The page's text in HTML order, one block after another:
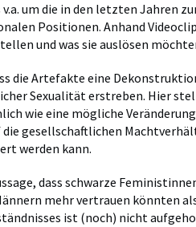
um die in den letzten Jahren
Positionen. Anhand
und was sie auslösen
die Artefakte eine
Sexualität erstreben. Hier
wie eine mögliche
gesellschaftlichen
werden kann.
dass schwarze
mehr vertrauen könnten
ist (noch) nicht